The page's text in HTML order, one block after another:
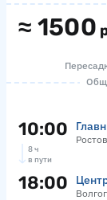
≈ 1500
10:00
8 ч
в пути
18:00